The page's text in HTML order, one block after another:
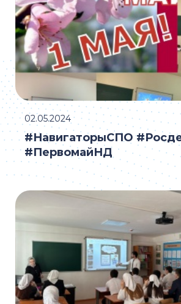
#НавигаторыСПО
#ПервомайНД
02.05.2024